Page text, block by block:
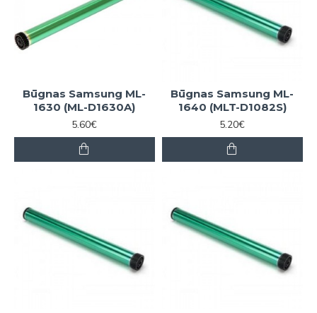
Būgnas Samsung ML-
1630 (ML-D1630A)
5.60€
Būgnas Samsung ML-
1640 (MLT-D1082S)
5.20€